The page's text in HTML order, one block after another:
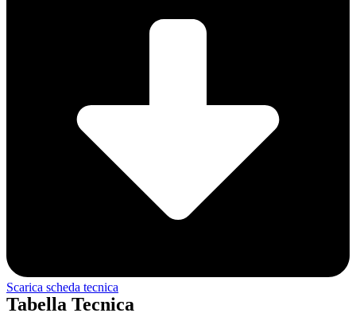
Scarica scheda tecnica
Tabella Tecnica